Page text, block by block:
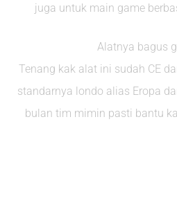
juga untuk main game
Alatnya bagus
Tenang kak alat ini sudah CE
standarnya londo alias Eropa
bulan tim mimin pasti bantu